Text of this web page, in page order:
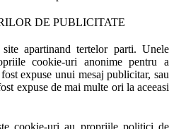
DE PUBLICITATE
apartinand tertelor parti. Unele
cookie-uri anonime pentru a
expuse unui mesaj publicitar, sau
expuse de mai multe ori la aceeasi
cookie-uri au propriile politici de